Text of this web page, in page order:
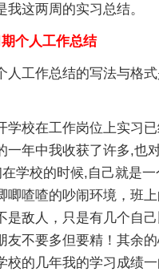
我这两周的实习总结。
个人工作总结
人工作总结的写法与格
学校在工作岗位上实习
一年中我收获了许多,也
学校的时候,自己就是一
唧喳喳的吵闹环境，班
是敌人，只是有几个自
友不要多但要精！其余
校的几年我的学习成绩